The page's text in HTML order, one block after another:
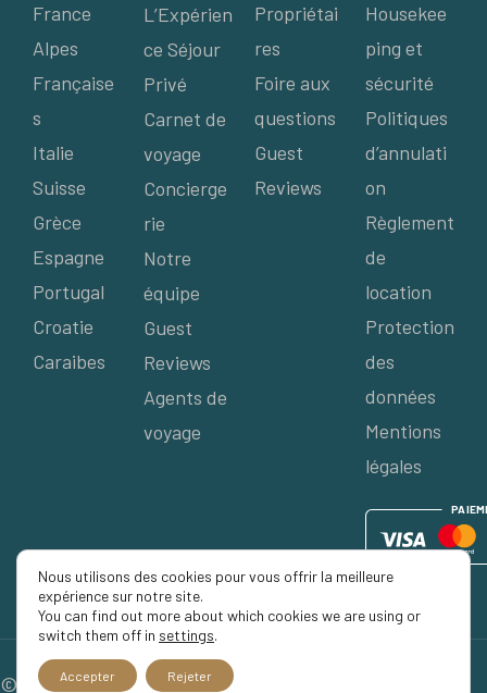
France
Alpes
Française
s
Italie
Suisse
Grèce
Espagne
Portugal
Croatie
Caraibes
L’Expérien
ce Séjour
Privé
Carnet de
voyage
Concierge
rie
Notre
équipe
Guest
Reviews
Agents de
voyage
Propriétai
res
Foire aux
questions
Guest
Reviews
Housekee
ping et
sécurité
Politiques
d’annulati
on
Règlement
de
location
Protection
des
données
Mentions
légales
PAIEM
© 2026 Séjour Privé, Tous droits réservés.
Nous utilisons des cookies pour vous offrir la meilleure
expérience sur notre site.
You can find out more about which cookies we are using or
switch them off in settings.
Accepter Rejeter